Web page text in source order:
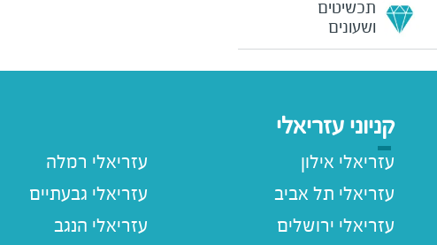
תכשיטים
ושעונים
קניוני עזריאלי
עזריאלי אילון
עזריאלי תל אביב
עזריאלי ירושלים
עזריאלי רמלה
עזריאלי גבעתיים
עזריאלי הנגב